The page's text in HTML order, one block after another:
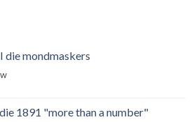
die mondmaskers
1891 "more than a number"